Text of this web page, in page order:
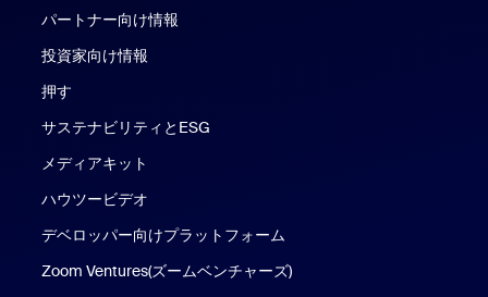
パートナー向け情報
投資家向け情報
押す
サステナビリティとESG
メディアキット
ハウツービデオ
デベロッパー向けプラットフォーム
Zoom Ventures(ズームベンチャーズ)